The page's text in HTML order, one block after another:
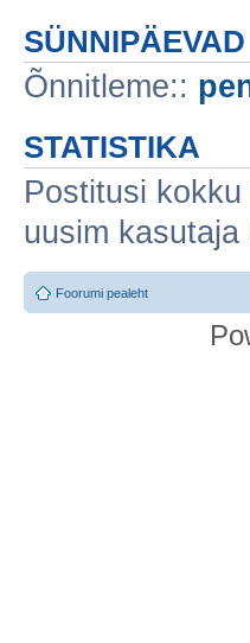
SÜNNIPÄEVAD
Õnnitleme::
STATISTIKA
Postitusi kokku
uusim kasutaja
Foorumi pealeht
Po